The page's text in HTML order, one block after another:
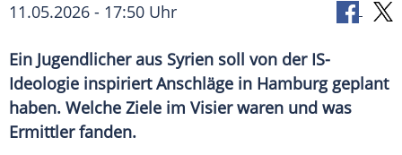
11.05.2026 - 17:50 Uhr
Ein Jugendlicher aus Syrien soll von der IS-
Ideologie inspiriert Anschläge in Hamburg geplant
haben. Welche Ziele im Visier waren und was
Ermittler fanden.